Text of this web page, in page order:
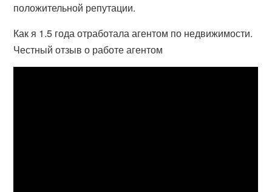
положительной репутации.
Как я 1.5 года отработала агентом по недвижимости.
Честный отзыв о работе агентом